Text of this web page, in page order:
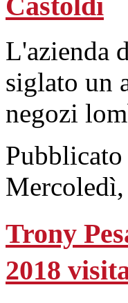
L'azienda
siglato un
negozi
Trony
2018